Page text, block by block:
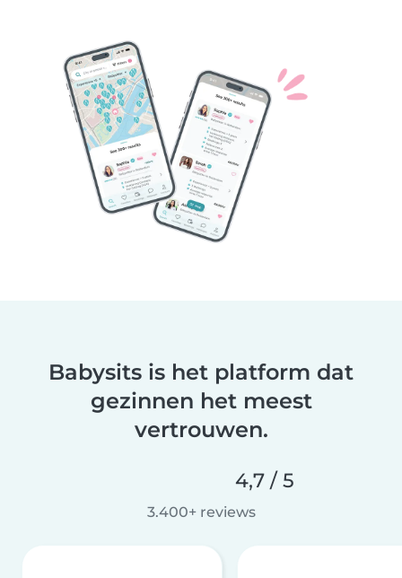
Babysits is het platform dat
gezinnen het meest
vertrouwen.
4,7 / 5
3.400+ reviews